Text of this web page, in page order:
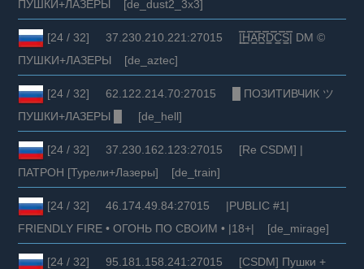
ПУШКИ+ЛАЗЕРЫ [de_dust2_3x3]
[24 / 32] 37.230.210.221:27015 |͇̿H͇̿A͇̿R͇̿D͇̿C͇̿S͇̿| DM ©
ПУШKИ+ЛAЗEPЫ [de_aztec]
[24 / 32] 62.122.214.70:27015 █ ПОЗИТИВЧИК ツ
ПУШКИ+ЛАЗЕРЫ █ [de_hell]
[24 / 32] 37.230.162.123:27015 [Re CSDM] |
ПАТРОН [Турели+Лазеры] [de_train]
[24 / 32] 46.174.49.84:27015 |PUBLIC #1|
FRIENDLY FIRE • ОГОНЬ ПО СВОИМ • |18+| [de_mirage]
[24 / 32] 95.181.158.241:27015 [CSDM] Пушки +